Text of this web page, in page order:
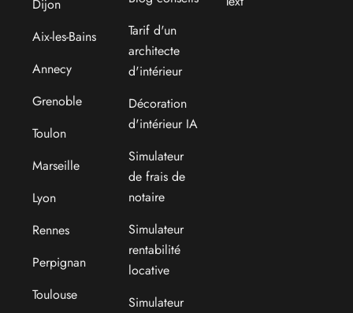
Dijon
Aix-les-Bains
Annecy
Grenoble
Toulon
Marseille
Lyon
Rennes
Perpignan
Toulouse
Tarif d'un
architecte
d'intérieur
Décoration
d'intérieur IA
Simulateur
de frais de
notaire
Simulateur
rentabilité
locative
Simulateur